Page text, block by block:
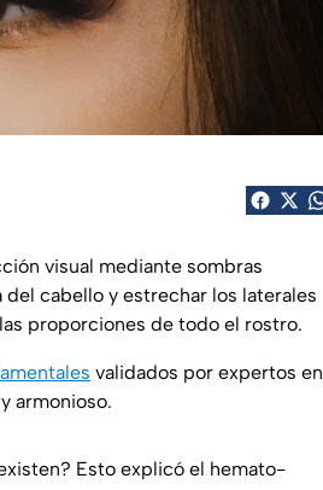
visual mediante sombras
cabello y estrechar los laterales
proporciones de todo el rostro.
validados por expertos en
armonioso.
Esto explicó el hemato-